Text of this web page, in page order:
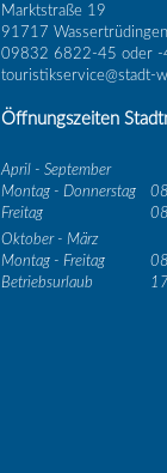
Marktstraße 19
91717 Wassertrüdingen
09832 6822-45 oder -
touristikservice@stadt-
Öffnungszeiten
April - September
Montag - Donnerstag
Freitag
Oktober - März
Montag - Freitag
Betriebsurlaub